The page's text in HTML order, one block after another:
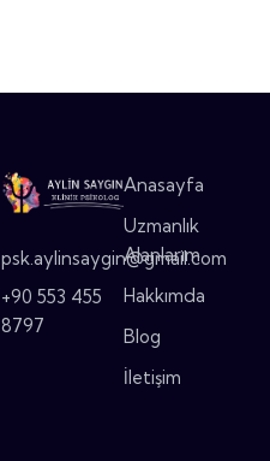
psk.aylinsaygin@gmail.com
+90 553 455
8797
Anasayfa
Uzmanlık
Alanlarım
Hakkımda
Blog
İletişim